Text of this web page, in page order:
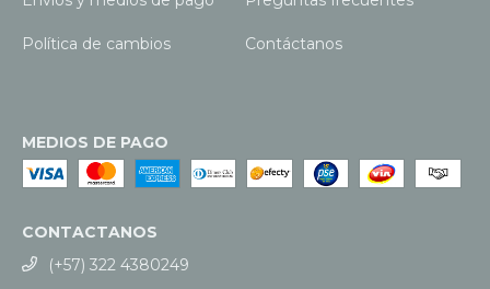
Política de cambios Contáctanos
MEDIOS DE PAGO
CONTACTANOS
(+57) 322 4380249